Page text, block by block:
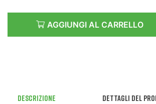
AGGIUNGI AL CARRELLO
Descrizione Dettagli del